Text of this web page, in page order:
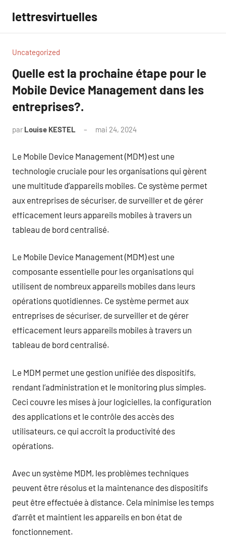
contenu
lettresvirtuelles
Uncategorized
Quelle est la prochaine étape pour le
Mobile Device Management dans les
entreprises?.
par Louise KESTEL mai 24, 2024
Le Mobile Device Management (MDM) est une
technologie cruciale pour les organisations qui gèrent
une multitude d’appareils mobiles. Ce système permet
aux entreprises de sécuriser, de surveiller et de gérer
efficacement leurs appareils mobiles à travers un
tableau de bord centralisé.
Le Mobile Device Management (MDM) est une
composante essentielle pour les organisations qui
utilisent de nombreux appareils mobiles dans leurs
opérations quotidiennes. Ce système permet aux
entreprises de sécuriser, de surveiller et de gérer
efficacement leurs appareils mobiles à travers un
tableau de bord centralisé.
Le MDM permet une gestion unifiée des dispositifs,
rendant l’administration et le monitoring plus simples.
Ceci couvre les mises à jour logicielles, la configuration
des applications et le contrôle des accès des
utilisateurs, ce qui accroît la productivité des
opérations.
Avec un système MDM, les problèmes techniques
peuvent être résolus et la maintenance des dispositifs
peut être effectuée à distance. Cela minimise les temps
d’arrêt et maintient les appareils en bon état de
fonctionnement.